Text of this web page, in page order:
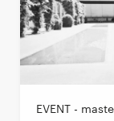
EVENT -